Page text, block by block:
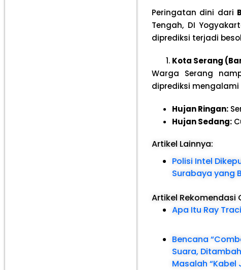
Peringatan dini dari
Tengah, DI
diprediksi terjadi
Kota Serang
Warga Serang
diprediksi
Hujan Ringan:
Hujan Sedang:
Artikel Lainnya:
Polisi Intel
Surabaya yang
Artikel Rekomendasi
Apa Itu Ray
Bencana
Suara,
Masalah “Kabel